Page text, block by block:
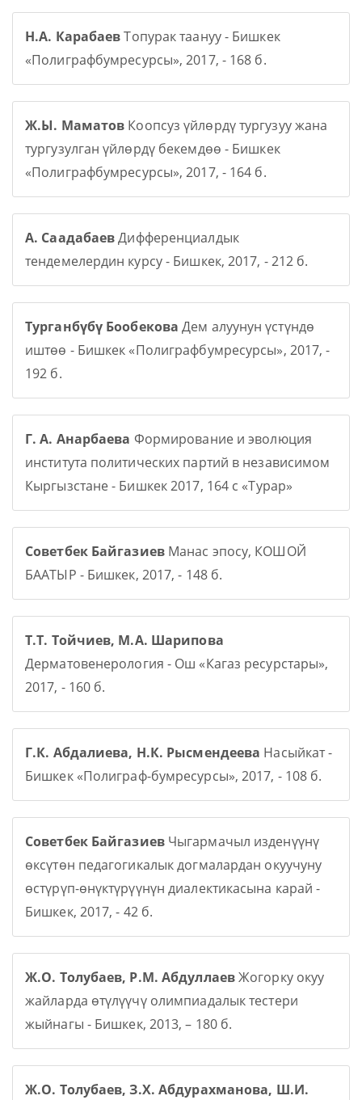
Н.А. КарабаевТопурак таануу - Бишкек
«Полиграфбумресурсы», 2017, - 168 б.
Ж.Ы. Маматов Коопсуз үйлөрдү тургузуу жана
тургузулган үйлөрдү бекемдөө - Бишкек
«Полиграфбумресурсы», 2017, - 164 б.
А. СаадабаевДифференциалдык
тендемелердин курсу - Бишкек, 2017, - 212 б.
Турганбүбү Бообекова Дем алуунун үстүндө
иштөө - Бишкек «Полиграфбумресурсы», 2017, -
192 б.
Г. А. Анарбаева Формирование и эволюция
института политических партий в независимом
Кыргызстане - Бишкек 2017, 164 с «Турар»
Советбек БайгазиевМанас эпосу, КОШОЙ
БААТЫР - Бишкек, 2017, - 148 б.
Т.Т. Тойчиев, М.А. Шарипова
Дерматовенерология - Ош «Кагаз ресурстары»,
2017, - 160 б.
Г.К. Абдалиева, Н.К. Рысмендеева Насыйкат -
Бишкек «Полиграф-бумресурсы», 2017, - 108 б.
Советбек БайгазиевЧыгармачыл изденүүнү
өксүтөн педагогикалык догмалардан окуучуну
өстүрүп-өнүктүрүүнүн диалектикасына карай -
Бишкек, 2017, - 42 б.
Ж.О. Толубаев, Р.М. АбдуллаевЖогорку окуу
жайларда өтүлүүчү олимпиадалык тестери
жыйнагы - Бишкек, 2013, – 180 б.
Ж.О. Толубаев, З.Х. Абдурахманова, Ш.И.